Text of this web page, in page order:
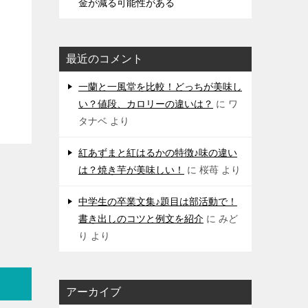
金が減る可能性がある
最近のコメント
一蘭と一風堂を比較！どっちが美味し
い？値段、カロリーの違いは？ に ワ
タナベ より
紅あずまと紅はるかの特徴♪味の違い
は？焼き芋が美味しい！
に 桜苺 より
中学生の卒業文集♪題目は部活動で！
書き出しのコツと例文を紹介 に みど
り より
アーカイブ